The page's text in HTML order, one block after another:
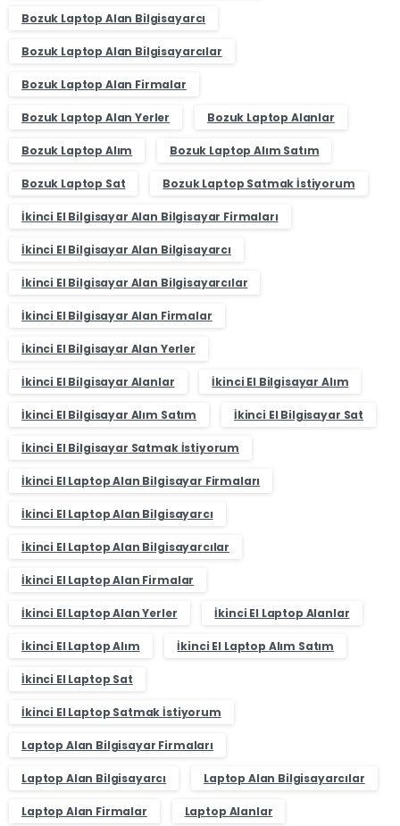
Bozuk Laptop Alan Bilgisayarcı
Bozuk Laptop Alan Bilgisayarcılar
Bozuk Laptop Alan Firmalar
Bozuk Laptop Alan Yerler Bozuk Laptop Alanlar
Bozuk Laptop Alım Bozuk Laptop Alım Satım
Bozuk Laptop Sat Bozuk Laptop Satmak İstiyorum
İkinci El Bilgisayar Alan Bilgisayar Firmaları
İkinci El Bilgisayar Alan Bilgisayarcı
İkinci El Bilgisayar Alan Bilgisayarcılar
İkinci El Bilgisayar Alan Firmalar
İkinci El Bilgisayar Alan Yerler
İkinci El Bilgisayar Alanlar İkinci El Bilgisayar Alım
İkinci El Bilgisayar Alım Satım İkinci El Bilgisayar Sat
İkinci El Bilgisayar Satmak İstiyorum
İkinci El Laptop Alan Bilgisayar Firmaları
İkinci El Laptop Alan Bilgisayarcı
İkinci El Laptop Alan Bilgisayarcılar
İkinci El Laptop Alan Firmalar
İkinci El Laptop Alan Yerler İkinci El Laptop Alanlar
İkinci El Laptop Alım İkinci El Laptop Alım Satım
İkinci El Laptop Sat
İkinci El Laptop Satmak İstiyorum
Laptop Alan Bilgisayar Firmaları
Laptop Alan Bilgisayarcı Laptop Alan Bilgisayarcılar
Laptop Alan Firmalar Laptop Alanlar